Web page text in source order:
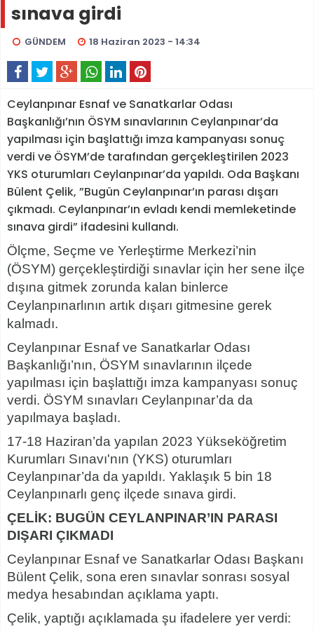
sınava girdi
GÜNDEM 18 Haziran 2023 - 14:34
Ceylanpınar Esnaf ve Sanatkarlar Odası
Başkanlığı’nın ÖSYM sınavlarının Ceylanpınar’da
yapılması için başlattığı imza kampanyası sonuç
verdi ve ÖSYM’de tarafından gerçekleştirilen 2023
YKS oturumları Ceylanpınar’da yapıldı. Oda Başkanı
Bülent Çelik, ”Bugün Ceylanpınar’ın parası dışarı
çıkmadı. Ceylanpınar’ın evladı kendi memleketinde
sınava girdi” ifadesini kullandı.
Ölçme, Seçme ve Yerleştirme Merkezi’nin
(ÖSYM) gerçekleştirdiği sınavlar için her sene ilçe
dışına gitmek zorunda kalan binlerce
Ceylanpınarlının artık dışarı gitmesine gerek
kalmadı.
Ceylanpınar Esnaf ve Sanatkarlar Odası
Başkanlığı’nın, ÖSYM sınavlarının ilçede
yapılması için başlattığı imza kampanyası sonuç
verdi. ÖSYM sınavları Ceylanpınar’da da
yapılmaya başladı.
17-18 Haziran’da yapılan 2023 Yükseköğretim
Kurumları Sınavı'nın (YKS) oturumları
Ceylanpınar’da da yapıldı. Yaklaşık 5 bin 18
Ceylanpınarlı genç ilçede sınava girdi.
ÇELİK: BUGÜN CEYLANPINAR’IN PARASI
DIŞARI ÇIKMADI
Ceylanpınar Esnaf ve Sanatkarlar Odası Başkanı
Bülent Çelik, sona eren sınavlar sonrası sosyal
medya hesabından açıklama yaptı.
Çelik, yaptığı açıklamada şu ifadelere yer verdi: